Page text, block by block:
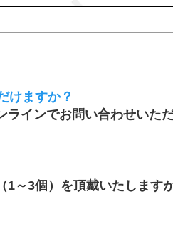
けますか？
ラインでお問い合わせい
～3個）を頂戴いたしま